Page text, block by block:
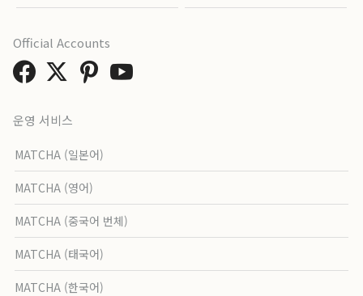
운영 서비스
MATCHA (일본어)
MATCHA (영어)
MATCHA (중국어 번체)
MATCHA (태국어)
MATCHA (한국어)
Official Accounts